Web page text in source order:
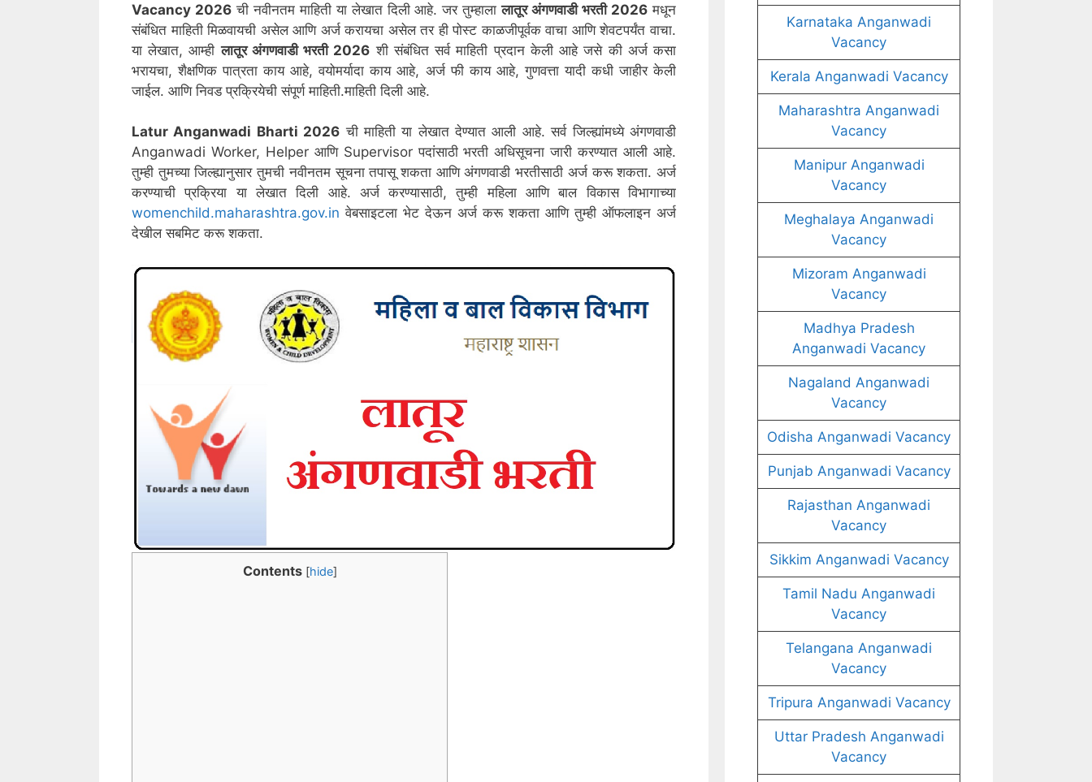
Vacancy 2026ची नवीनतम माहिती या लेखात दिली आहे. जर तुम्हालालातूरअंगणवाडी भरती 2026 मधून
संबंधित माहिती मिळवायची असेल आणि अर्ज करायचा असेल तर ही पोस्ट काळजीपूर्वक वाचा आणि शेवटपर्यंत वाचा.
या लेखात, आम्हीलातूर अंगणवाडी भरती 2026 शी संबंधित सर्व माहिती प्रदान केली आहे जसे की अर्ज कसा
भरायचा, शैक्षणिक पात्रता काय आहे, वयोमर्यादा काय आहे, अर्ज फी काय आहे, गुणवत्ता यादी कधी जाहीर केली
जाईल. आणि निवड प्रक्रियेची संपूर्ण माहिती.माहिती दिली आहे.
LaturAnganwadi Bharti 2026 ची माहिती या लेखात देण्यात आली आहे. सर्व जिल्ह्यांमध्ये अंगणवाडी
Anganwadi Worker, Helper आणि Supervisor पदांसाठी भरती अधिसूचना जारी करण्यात आली आहे.
तुम्ही तुमच्या जिल्ह्यानुसार तुमची नवीनतम सूचना तपासू शकता आणि अंगणवाडी भरतीसाठी अर्ज करू शकता. अर्ज
करण्याची प्रक्रिया या लेखात दिली आहे. अर्ज करण्यासाठी, तुम्ही महिला आणि बाल विकास विभागाच्या
womenchild.maharashtra.gov.in वेबसाइटला भेट देऊन अर्ज करू शकता आणि तुम्ही ऑफलाइन अर्ज
देखील सबमिट करू शकता.
Contents [hide]
Karnataka Anganwadi
Vacancy
Kerala Anganwadi Vacancy
Maharashtra Anganwadi
Vacancy
Manipur Anganwadi
Vacancy
Meghalaya Anganwadi
Vacancy
Mizoram Anganwadi
Vacancy
Madhya Pradesh
Anganwadi Vacancy
Nagaland Anganwadi
Vacancy
Odisha Anganwadi Vacancy
Punjab Anganwadi Vacancy
Rajasthan Anganwadi
Vacancy
Sikkim Anganwadi Vacancy
Tamil Nadu Anganwadi
Vacancy
Telangana Anganwadi
Vacancy
Tripura Anganwadi Vacancy
Uttar Pradesh Anganwadi
Vacancy